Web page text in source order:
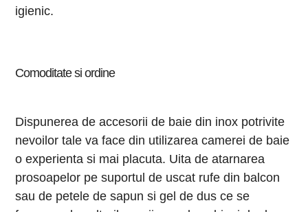
igienic.
Comoditate si ordine
Dispunerea de accesorii de baie din inox potrivite
nevoilor tale va face din utilizarea camerei de baie
o experienta si mai placuta. Uita de atarnarea
prosoapelor pe suportul de uscat rufe din balcon
sau de petele de sapun si gel de dus ce se